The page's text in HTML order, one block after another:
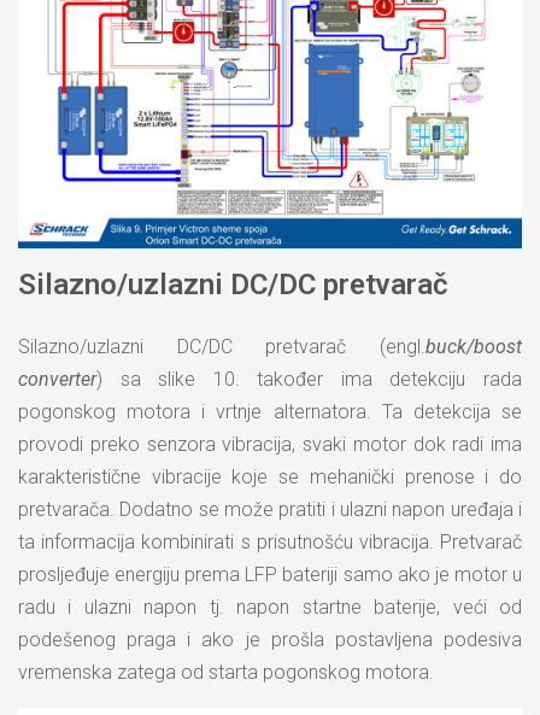
Silazno/uzlazni DC/DC pretvarač
Silazno/uzlazni DC/DC pretvarač (engl.buck/boost
converter) sa slike 10. također ima detekciju rada
pogonskog motora i vrtnje alternatora. Ta detekcija se
provodi preko senzora vibracija, svaki motor dok radi ima
karakteristične vibracije koje se mehanički prenose i do
pretvarača. Dodatno se može pratiti i ulazni napon uređaja i
ta informacija kombinirati s prisutnošću vibracija. Pretvarač
prosljeđuje energiju prema LFP bateriji samo ako je motor u
radu i ulazni napon tj. napon startne baterije, veći od
podešenog praga i ako je prošla postavljena podesiva
vremenska zatega od starta pogonskog motora.